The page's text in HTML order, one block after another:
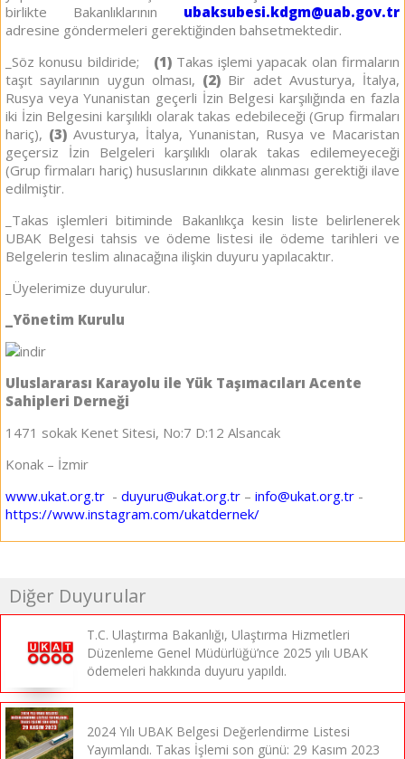
birlikte Bakanlıklarının ubaksubesi.kdgm@uab.gov.tr
adresine göndermeleri gerektiğinden bahsetmektedir.
_Söz konusu bildiride; (1) Takas işlemi yapacak olan firmaların
taşıt sayılarının uygun olması, (2) Bir adet Avusturya, İtalya,
Rusya veya Yunanistan geçerli İzin Belgesi karşılığında en fazla
iki İzin Belgesini karşılıklı olarak takas edebileceği (Grup firmaları
hariç), (3) Avusturya, İtalya, Yunanistan, Rusya ve Macaristan
geçersiz İzin Belgeleri karşılıklı olarak takas edilemeyeceği
(Grup firmaları hariç) hususlarının dikkate alınması gerektiği ilave
edilmiştir.
_Takas işlemleri bitiminde Bakanlıkça kesin liste belirlenerek
UBAK Belgesi tahsis ve ödeme listesi ile ödeme tarihleri ve
Belgelerin teslim alınacağına ilişkin duyuru yapılacaktır.
_Üyelerimize duyurulur.
_Yönetim Kurulu
Uluslararası Karayolu ile Yük Taşımacıları Acente
Sahipleri Derneği
1471 sokak Kenet Sitesi, No:7 D:12 Alsancak
Konak – İzmir
www.ukat.org.tr - duyuru@ukat.org.tr – info@ukat.org.tr -
https://www.instagram.com/ukatdernek/
Diğer Duyurular
T.C. Ulaştırma Bakanlığı, Ulaştırma Hizmetleri
Düzenleme Genel Müdürlüğü’nce 2025 yılı UBAK
ödemeleri hakkında duyuru yapıldı.
2024 Yılı UBAK Belgesi Değerlendirme Listesi
Yayımlandı. Takas İşlemi son günü: 29 Kasım 2023